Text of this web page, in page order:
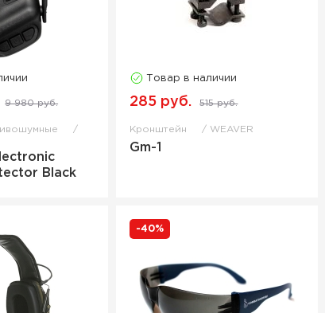
9 980 руб.
Black
Товар в наличии
285 руб. 515 руб.
Кронштейн WEAVER
Gm-1
-40%